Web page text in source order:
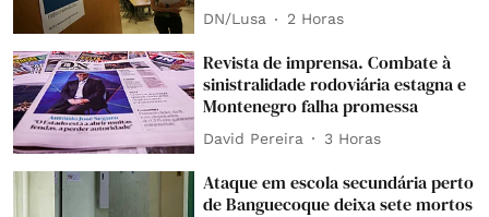
DN/Lusa 2 Horas
Revista de imprensa. Combate à
sinistralidade rodoviária estagna e
Montenegro falha promessa
David Pereira 3 Horas
Ataque em escola secundária perto
de Banguecoque deixa sete mortos